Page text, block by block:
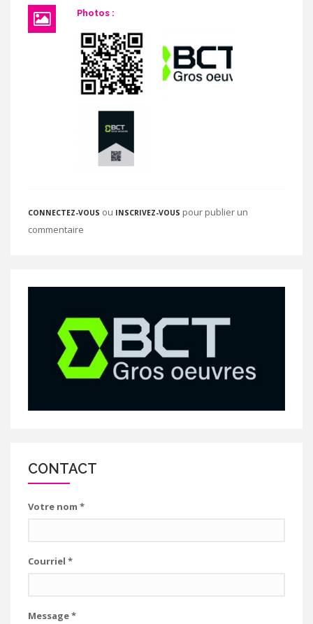
Photos :
CONNECTEZ-VOUS ou INSCRIVEZ-VOUS pour publier un
commentaire
CONTACT
Votre nom *
Courriel *
Message*